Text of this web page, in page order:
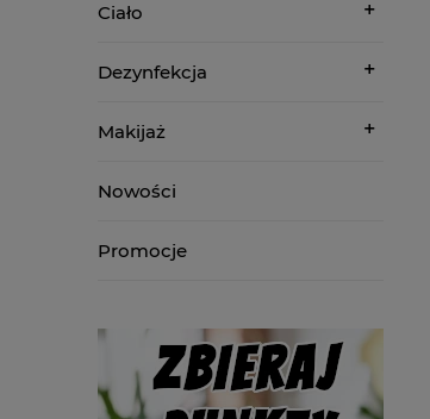
Ciało
Dezynfekcja
Makijaż
Nowości
Promocje